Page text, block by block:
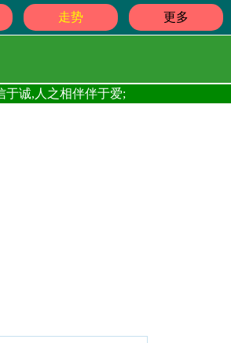
走势 更多
于诚,人之相伴伴于爱;